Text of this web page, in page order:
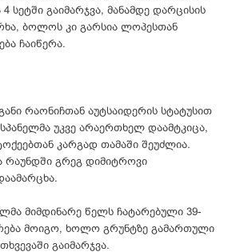
სეტში გაიმარჯვა, მანამდე დარცისის
ბოლოს კი გარსია ლოპესთან
ჩაიწერა.
რაონიჩთან აუტსაიდერის სტატუსით
უკვე არაერთხელ დაამტკიცა,
კარგად თამაში შეუძლია.
რაუნდში გრეგ დიმიტროვი
მიმდინარე წელს ჩატარებული 39-
მოიგო, ხოლო გრუნტზე გამართული
გაიმარჯვა.